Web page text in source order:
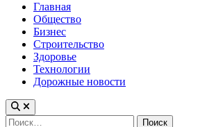
Главная
Общество
Бизнес
Строительство
Здоровье
Технологии
Дорожные новости
Найти: